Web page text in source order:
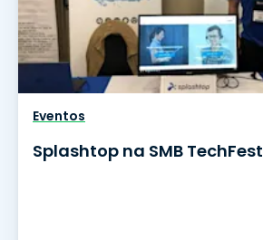
Eventos
Splashtop na SMB TechFest